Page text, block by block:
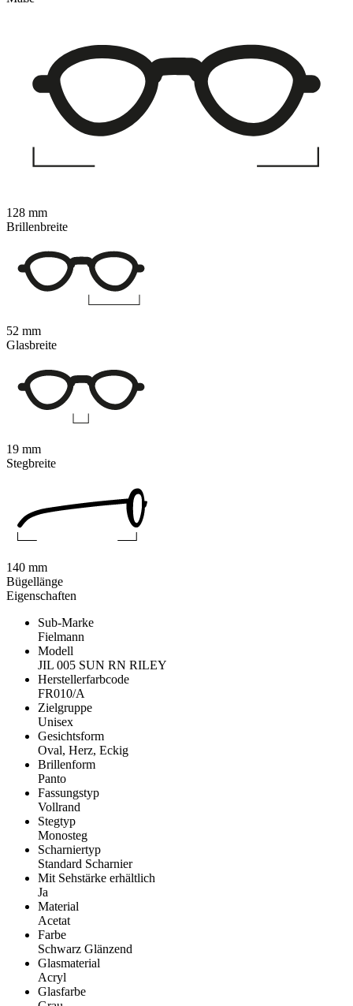
Eigenschaften
Sub-Marke
Fielmann
Modell
JIL 005 SUN RN RILEY
Herstellerfarbcode
FR010/A
Zielgruppe
Unisex
Gesichtsform
Oval, Herz, Eckig
Brillenform
Panto
Fassungstyp
Vollrand
Stegtyp
Monosteg
Scharniertyp
Standard Scharnier
Mit Sehstärke erhältlich
Ja
Material
Acetat
Farbe
Schwarz Glänzend
Glasmaterial
Acryl
Glasfarbe
128 mm
Brillenbreite
52 mm
Glasbreite
19 mm
Stegbreite
140 mm
Bügellänge